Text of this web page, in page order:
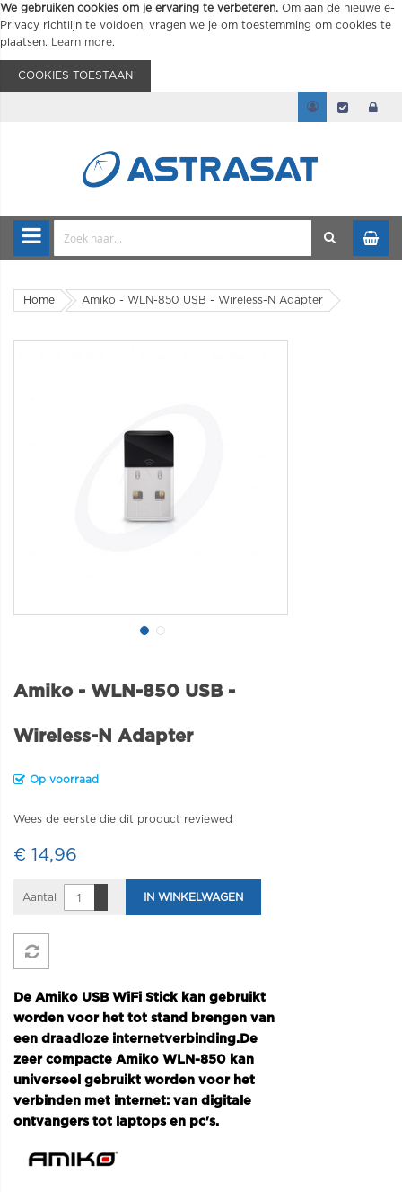
We gebruiken cookies om je ervaring te verbeteren. Om aan de nieuwe e-
Privacy richtlijn te voldoen, vragen we je om toestemming om cookies te
plaatsen.
Learn more.
COOKIES TOESTAAN
Home Amiko - WLN-850 USB - Wireless-N Adapter
Amiko - WLN-850 USB -
Wireless-N Adapter
Op voorraad
Wees de eerste die dit product reviewed
€ 14,96
Aantal IN WINKELWAGEN
De Amiko USB WiFi Stick kan gebruikt
worden voor het tot stand brengen van
een draadloze internetverbinding.De
zeer compacte Amiko WLN-850 kan
universeel gebruikt worden voor het
verbinden met internet: van digitale
ontvangers tot laptops en pc's.